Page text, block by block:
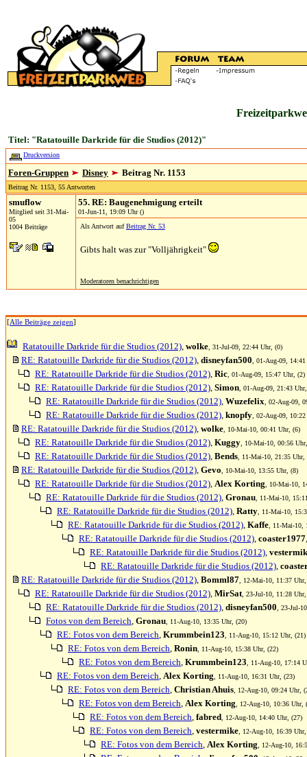
Titel: "Ratatouille Darkride für die Studios (2012)"
Druckversion
Foren-Gruppen Disney Beitrag Nr. 1153
Beitrag Nr. 1153, 55 Antworten
smuflow
Mitglied seit 31-Mai-
05
1004 Beiträge
55. RE: Baugenehmigung erteilt
01-Jun-11, 19:09 Uhr ()
Als Antwort aufBeitrag Nr. 53
Gibts halt was zur "Volljährigkeit"
Moderatoren benachrichtigen
[Alle Beiträge zeigen]
Ratatouille Darkride für die Studios (2012), wolke , 31-Jul-09, 22:44 Uhr, (0)
RE: Ratatouille Darkride für die Studios (2012), disneyfan500 , 01-Aug-09,
RE: Ratatouille Darkride für die Studios (2012), Ric , 01-Aug-09, 15:47 Uhr, (2)
RE: Ratatouille Darkride für die Studios (2012), Simon , 01-Aug-09, 21:43
RE: Ratatouille Darkride für die Studios (2012), Wuzefelix , 02-Aug-09,
RE: Ratatouille Darkride für die Studios (2012), knopfy , 02-Aug-09,
RE: Ratatouille Darkride für die Studios (2012), wolke , 10-Mai-10, 00:41 Uhr, (6)
RE: Ratatouille Darkride für die Studios (2012), Kuggy , 10-Mai-10, 00:56
RE: Ratatouille Darkride für die Studios (2012), Bends , 11-Mai-10, 21:35 Uhr,
RE: Ratatouille Darkride für die Studios (2012), Gevo , 10-Mai-10, 13:55 Uhr, (8)
RE: Ratatouille Darkride für die Studios (2012), Alex Korting , 10-Mai-10,
RE: Ratatouille Darkride für die Studios (2012), Gronau , 11-Mai-10,
RE: Ratatouille Darkride für die Studios (2012), Ratty , 11-Mai-10,
RE: Ratatouille Darkride für die Studios (2012), Kaffe , 11-Mai-
RE: Ratatouille Darkride für die Studios (2012), coaster1977
RE: Ratatouille Darkride für die Studios (2012),
RE: Ratatouille Darkride für die Studios (2012),
RE: Ratatouille Darkride für die Studios (2012), Bomml87 , 12-Mai-10, 11:37
RE: Ratatouille Darkride für die Studios (2012), MirSat , 23-Jul-10, 11:28
RE: Ratatouille Darkride für die Studios (2012), disneyfan500 , 23-Jul-
Fotos von dem Bereich, Gronau , 11-Aug-10, 13:35 Uhr, (20)
RE: Fotos von dem Bereich, Krummbein123 , 11-Aug-10, 15:12 Uhr, (21)
RE: Fotos von dem Bereich, Ronin , 11-Aug-10, 15:38 Uhr, (22)
RE: Fotos von dem Bereich, Krummbein123 , 11-Aug-10, 17:14
RE: Fotos von dem Bereich, Alex Korting , 11-Aug-10, 16:31 Uhr, (23)
RE: Fotos von dem Bereich, Christian Ahuis , 12-Aug-10, 09:24 Uhr,
RE: Fotos von dem Bereich, Alex Korting , 12-Aug-10, 10:36 Uhr,
RE: Fotos von dem Bereich, fabred , 12-Aug-10, 14:40 Uhr, (27)
RE: Fotos von dem Bereich, vestermike , 12-Aug-10, 16:39
RE: Fotos von dem Bereich, Alex Korting , 12-Aug-10,